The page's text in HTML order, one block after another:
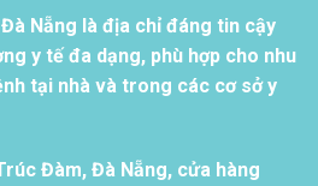
Nẵng là địa chỉ đáng tin cậy
y tế đa dạng, phù hợp cho nhu
tại nhà và trong các cơ sở y
Đàm, Đà Nẵng, cửa hàng